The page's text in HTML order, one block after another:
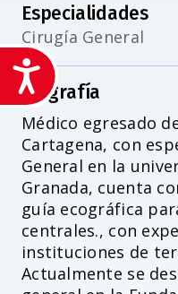
Accesibilidad
Especialidades
Cirugía General
Biografía
Médico egresado
Cartagena, con
General en la
Granada, cuenta
guía ecográfica
centrales., con
instituciones de
Actualmente se